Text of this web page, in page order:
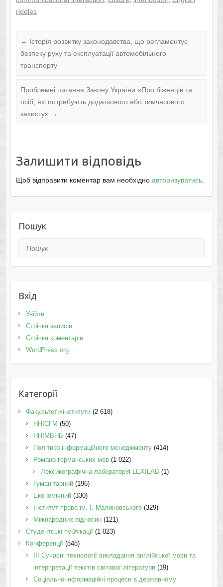
riddles
← Історія розвитку законодавства, що регламентує
безпеку руху та експлуатації автомобільного
транспорту
Проблемні питання Закону України «Про біженців та
осіб, які потребують додаткового або тимчасового
захисту» →
Залишити відповідь
Щоб відправити коментар вам необхідно авторизуватись.
Пошук
Пошук
Вхід
Увійти
Стрічка записів
Стрічка коментарів
WordPress.org
Категорії
Факультети/інститути(2 618)
ННІСГМ (50)
ННІМВНБ (47)
Політико-інформаційного менеджменту(414)
Романо-германських мов(1 022)
Лексикографічна лабораторія LEXILAB (1)
Гуманітарний(196)
Економічний(330)
Інститут права ім. І. Малиновського(329)
Міжнародних відносин(121)
Студентські публікації(1 023)
Конференції(848)
III Сучасні технології викладання англійської мови та
інтерпретації текстів світової літератури(19)
Соціально-інформаційні процеси в державному